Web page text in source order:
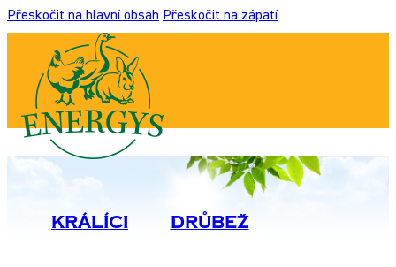
Přeskočit na hlavní obsah Přeskočit na zápatí
Králíci Drůbež